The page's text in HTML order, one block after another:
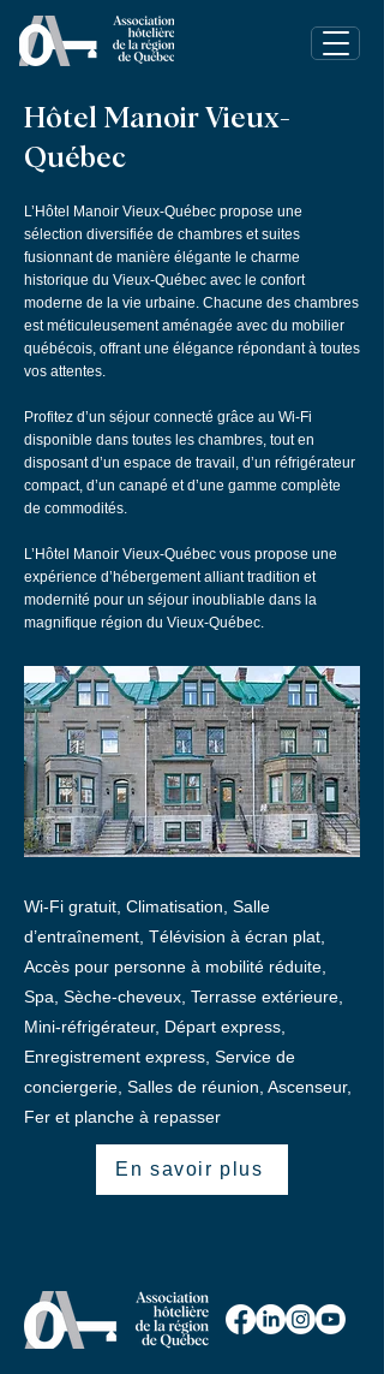
Hôtel Manoir Vieux-
Québec
L’Hôtel Manoir Vieux-Québec propose une
sélection diversifiée de chambres et suites
fusionnant de manière élégante le charme
historique du Vieux-Québec avec le confort
moderne de la vie urbaine. Chacune des chambres
est méticuleusement aménagée avec du mobilier
québécois, offrant une élégance répondant à toutes
vos attentes.
Profitez d’un séjour connecté grâce au Wi-Fi
disponible dans toutes les chambres, tout en
disposant d’un espace de travail, d’un réfrigérateur
compact, d’un canapé et d’une gamme complète
de commodités.
L’Hôtel Manoir Vieux-Québec vous propose une
expérience d’hébergement alliant tradition et
modernité pour un séjour inoubliable dans la
magnifique région du Vieux-Québec.
Wi-Fi gratuit, Climatisation, Salle
d’entraînement, Télévision à écran plat,
Accès pour personne à mobilité réduite,
Spa, Sèche-cheveux, Terrasse extérieure,
Mini-réfrigérateur, Départ express,
Enregistrement express, Service de
conciergerie, Salles de réunion, Ascenseur,
Fer et planche à repasser
En savoir plus